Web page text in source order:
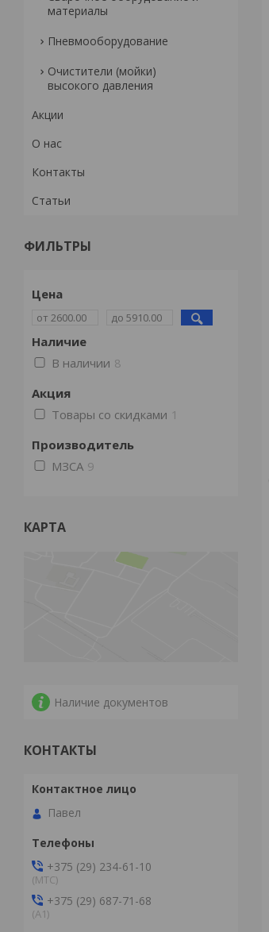
материалы
Пневмооборудование
Очистители (мойки)
высокого давления
Акции
О нас
Контакты
Статьи
ФИЛЬТРЫ
Цена
Наличие
В наличии 8
Акция
Товары со скидками 1
Производитель
МЗСА 9
КАРТА
Наличие документов
КОНТАКТЫ
Павел
+375 (29) 234-61-10
(MTС)
+375 (29) 687-71-68
(А1)